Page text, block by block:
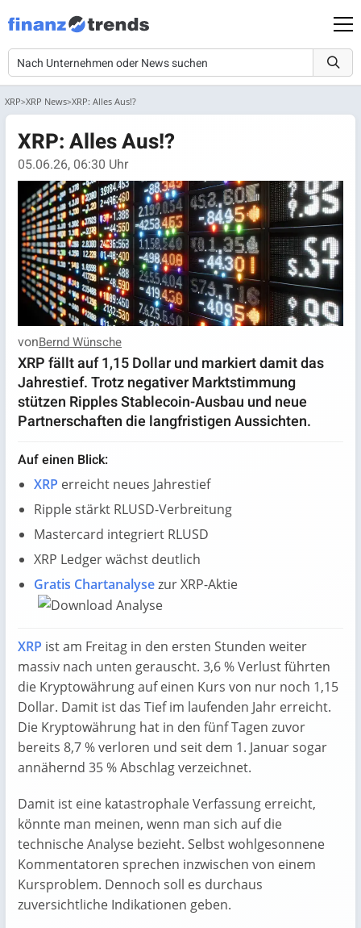
XRP XRP News XRP: Alles Aus!?
XRP: Alles Aus!?
05.06.26, 06:30 Uhr
vonBernd Wünsche
XRP fällt auf 1,15 Dollar und markiert damit das
Jahrestief. Trotz negativer Marktstimmung
stützen Ripples Stablecoin-Ausbau und neue
Partnerschaften die langfristigen Aussichten.
Auf einen Blick:
XRP erreicht neues Jahrestief
Ripple stärkt RLUSD-Verbreitung
Mastercard integriert RLUSD
XRP Ledger wächst deutlich
Gratis Chartanalysezur XRP-Aktie
XRP ist am Freitag in den ersten Stunden weiter
massiv nach unten gerauscht. 3,6 % Verlust führten
die Kryptowährung auf einen Kurs von nur noch 1,15
Dollar. Damit ist das Tief im laufenden Jahr erreicht.
Die Kryptowährung hat in den fünf Tagen zuvor
bereits 8,7 % verloren und seit dem 1. Januar sogar
annähernd 35 % Abschlag verzeichnet.
Damit ist eine katastrophale Verfassung erreicht,
könnte man meinen, wenn man sich auf die
technische Analyse bezieht. Selbst wohlgesonnene
Kommentatoren sprechen inzwischen von einem
Kursproblem. Dennoch soll es durchaus
zuversichtliche Indikationen geben.